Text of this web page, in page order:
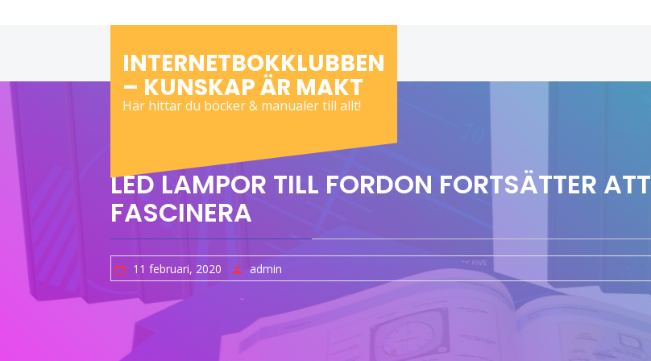
INTERNETBOKKLUBBEN
– KUNSKAP ÄR MAKT
Här hittar du böcker & manualer till allt!
LED LAMPOR TILL FORDON FORTSÄTTER ATT
FASCINERA
11 februari, 2020 admin